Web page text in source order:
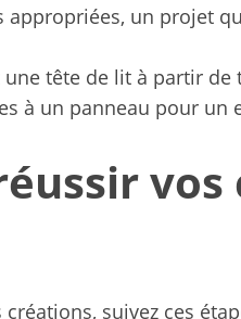
appropriées, un projet
une tête de lit à partir de
à un panneau pour un
suivez ces